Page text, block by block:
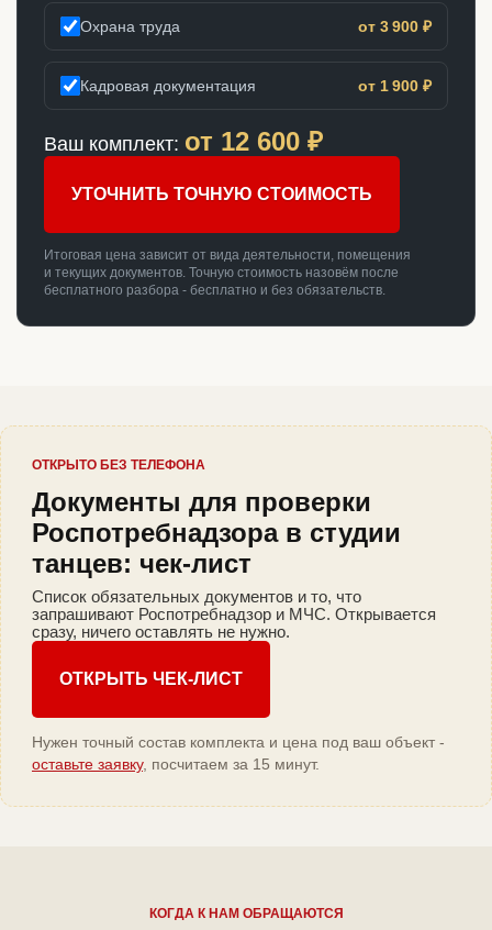
Охрана труда от 3 900 ₽
Кадровая документация от 1 900 ₽
Ваш комплект: от 12 600 ₽
УТОЧНИТЬ ТОЧНУЮ СТОИМОСТЬ
Итоговая цена зависит от вида деятельности, помещения
и текущих документов. Точную стоимость назовём после
бесплатного разбора - бесплатно и без обязательств.
ОТКРЫТО БЕЗ ТЕЛЕФОНА
Документы для проверки
Роспотребнадзора в студии
танцев: чек-лист
Список обязательных документов и то, что
запрашивают Роспотребнадзор и МЧС. Открывается
сразу, ничего оставлять не нужно.
ОТКРЫТЬ ЧЕК-ЛИСТ
Нужен точный состав комплекта и цена под ваш объект -
оставьте заявку, посчитаем за 15 минут.
КОГДА К НАМ ОБРАЩАЮТСЯ